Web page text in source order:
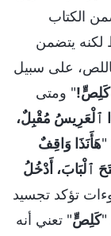
الكتاب
لكنه يتضمن
على سبيل
كَلِصٍّ!" ومتى
ٱلْعَرِيسُ مُقْبِلٌ،
هَأَنَذَا وَاقِفٌ
ٱلْبَابَ، أَدْخُلُ
تؤكد تجسيد
"كَلِصٍّ" تعني أنه